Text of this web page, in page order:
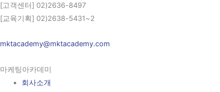
[고객센터] 02)2636-8497
[교육기획] 02)2638-5431~2
mktacademy@mktacademy.com
마케팅아카데미
회사소개